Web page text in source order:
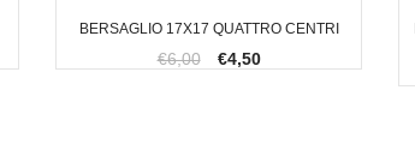
BERSAGLIO 17X17 QUATTRO CENTRI
€6,00 €4,50